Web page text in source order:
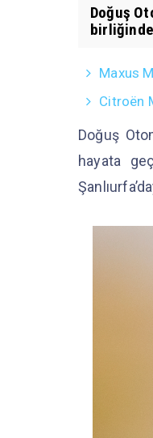
Doğuş
birliğinde
Maxus
Citroën
Doğuş
hayata